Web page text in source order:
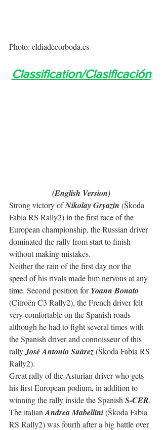
Photo: eldiadecorboda.es
Classification/Clasificación
(English Version)
Strong victory of Nikolay Gryazin (Škoda
Fabia RS Rally2) in the first race of the
European championship, the Russian driver
dominated the rally from start to finish
without making mistakes.
Neither the rain of the first day nor the
speed of his rivals made him nervous at any
time. Second position for Yoann Bonato
(Citroën C3 Rally2), the French driver felt
very comfortable on the Spanish roads
although he had to fight several times with
the Spanish driver and connoisseur of this
rally José Antonio Suárez (Škoda Fabia RS
Rally2).
Great rally of the Asturian driver who gets
his first European podium, in addition to
winning the rally inside the Spanish S-CER.
The italian Andrea Mabellini (Škoda Fabia
RS Rally2) was fourth after a big battle over